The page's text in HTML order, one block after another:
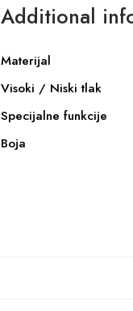
Additional
Materijal
Visoki / Niski tlak
Specijalne funkcije
Boja